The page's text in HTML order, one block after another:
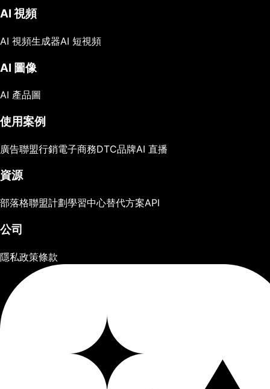
AI 視頻
AI 視頻生成器AI 短視頻
AI 圖像
AI 產品圖
使用案例
廣告聯盟行銷電子商務DTC品牌AI 直播
資源
部落格聯盟計劃學習中心替代方案API
公司
隱私政策條款